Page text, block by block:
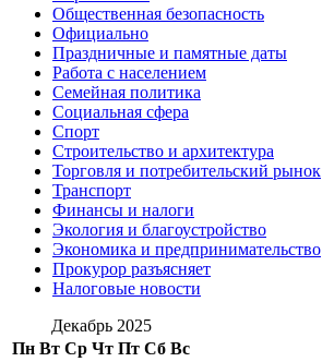
Общественная безопасность
Официально
Праздничные и памятные даты
Работа с населением
Семейная политика
Социальная сфера
Спорт
Строительство и архитектура
Торговля и потребительский рынок
Транспорт
Финансы и налоги
Экология и благоустройство
Экономика и предпринимательство
Прокурор разъясняет
Налоговые новости
Декабрь 2025
Пн Вт Ср Чт Пт Сб Вс